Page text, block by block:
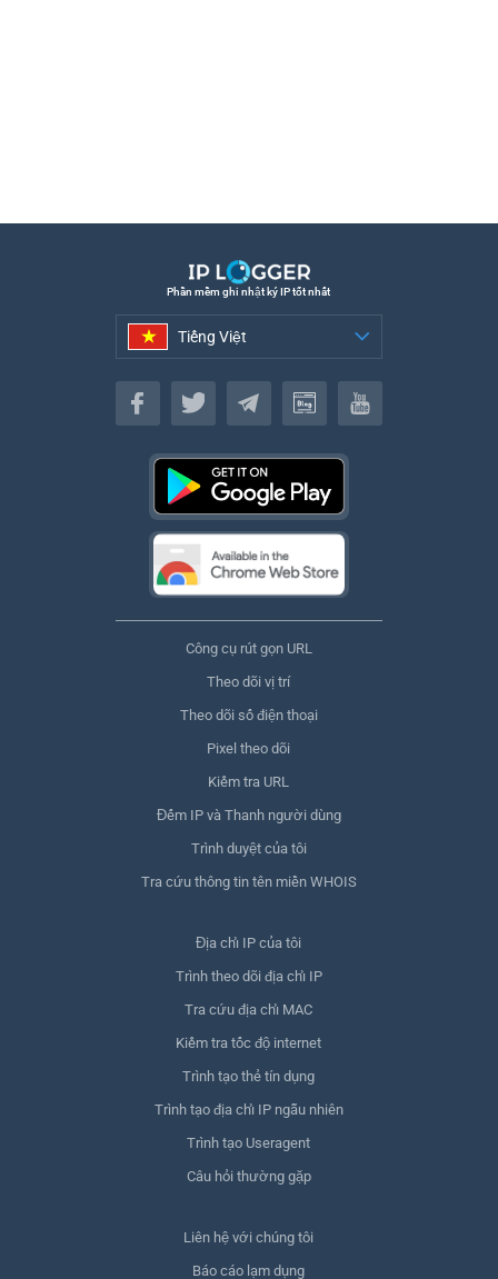
Phần mềm ghi nhật ký IP tốt nhất
Tiếng Việt
Tiếng Việt
Công cụ rút gọn URL
Theo dõi vị trí
Theo dõi số điện thoại
Pixel theo dõi
Kiểm tra URL
Đếm IP và Thanh người dùng
Trình duyệt của tôi
Tra cứu thông tin tên miền WHOIS
Địa chỉ IP của tôi
Trình theo dõi địa chỉ IP
Tra cứu địa chỉ MAC
Kiểm tra tốc độ internet
Trình tạo thẻ tín dụng
Trình tạo địa chỉ IP ngẫu nhiên
Trình tạo Useragent
Câu hỏi thường gặp
Liên hệ với chúng tôi
Báo cáo lạm dụng